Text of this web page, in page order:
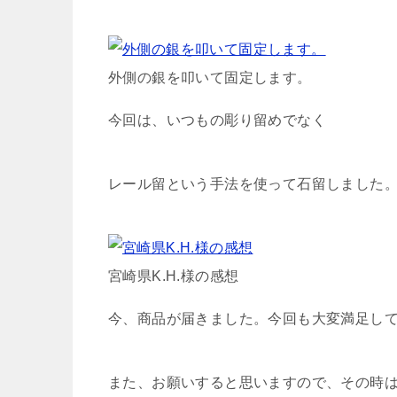
外側の銀を叩いて固定します。
今回は、いつもの彫り留めでなく
レール留という手法を使って石留しました。
宮崎県K.H.様の感想
今、商品が届きました。今回も大変満足して
また、お願いすると思いますので、その時